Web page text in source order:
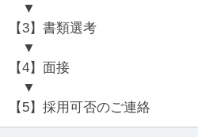
▼
【3】書類選考
▼
【4】面接
▼
【5】採用可否のご連絡